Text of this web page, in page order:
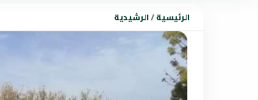
الرئيسية/الرشيدية